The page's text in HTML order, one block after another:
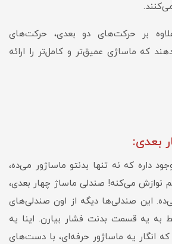
بر حرکت‌های دو بعدی، حرکت‌های
که ماساژی عمیق‌تر و کامل‌تر را ارائه
بعدی:
داره که نه تنها بدنتو ماساژور می‌ده،
نوازش می‌کنه! صندلی ماساژ چهار بعدی،
این صندلی‌ها دیگه از اون صندلی‌های
به یه قسمت بدنت فشار بیارن. اینا یه
که انگار یه ماساژور حرفه‌ای، با دست‌های